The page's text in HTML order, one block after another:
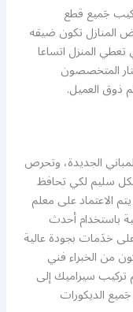
جَميع قطع
المنازل تكون ضيقه
تعطي المنزل اتساعا
المتخصصون
ذوق العميل.
الجديدة، وتحرص
سليم لكي تحافظ
الاعتماد على معلم
باستخدام أحدث
خدَمات بجودة عالية
من الخبراء فني
سيراميك إلى
الديكورات